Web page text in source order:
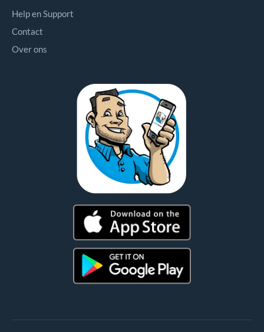
Help en Support
Contact
Over ons